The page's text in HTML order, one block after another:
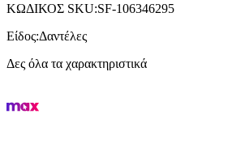
ΚΩΔΙΚΟΣ SKU:SF-106346295
Είδος:Δαντέλες
Δες όλα τα χαρακτηριστικά